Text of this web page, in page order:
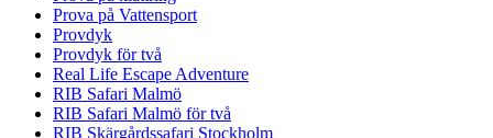
Prova på Vattensport
Provdyk
Provdyk för två
Real Life Escape Adventure
RIB Safari Malmö
RIB Safari Malmö för två
RIB Skärgårdssafari Stockholm